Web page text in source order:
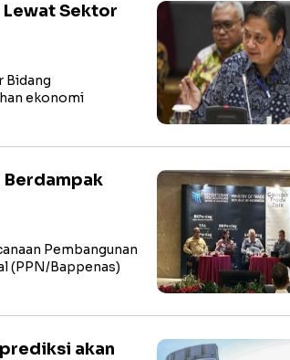
Lewat Sektor
Bidang
ekonomi
Pembangunan
(PPN/Bappenas)
akan